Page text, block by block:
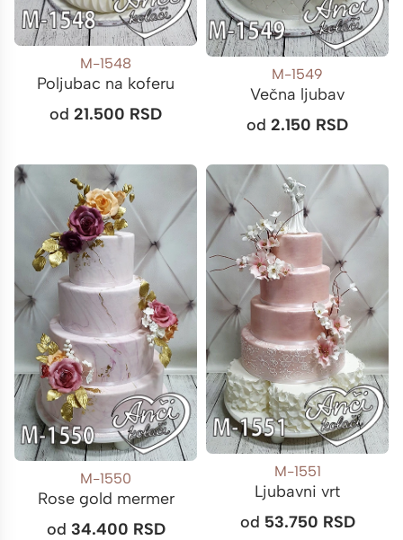
M-1548
Poljubac na koferu
od 21.500 RSD
M-1549
Večna ljubav
od 2.150 RSD
M-1550
Rose gold mermer
od 34.400 RSD
M-1551
Ljubavni vrt
od 53.750 RSD